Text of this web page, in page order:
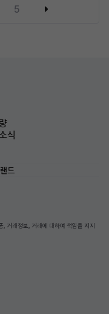
5
식
드
, 거래정보, 거래에 대하여 책임을 지지